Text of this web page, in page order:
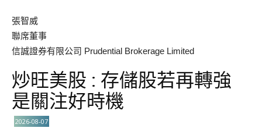
張智威
聯席董事
信誠證券有限公司 Prudential Brokerage Limited
炒旺美股 : 存儲股若再轉強
是關注好時機
2026-08-07